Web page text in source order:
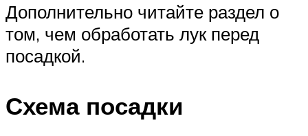
Дополнительно читайте раздел о
том, чем обработать лук перед
посадкой.
Схема посадки